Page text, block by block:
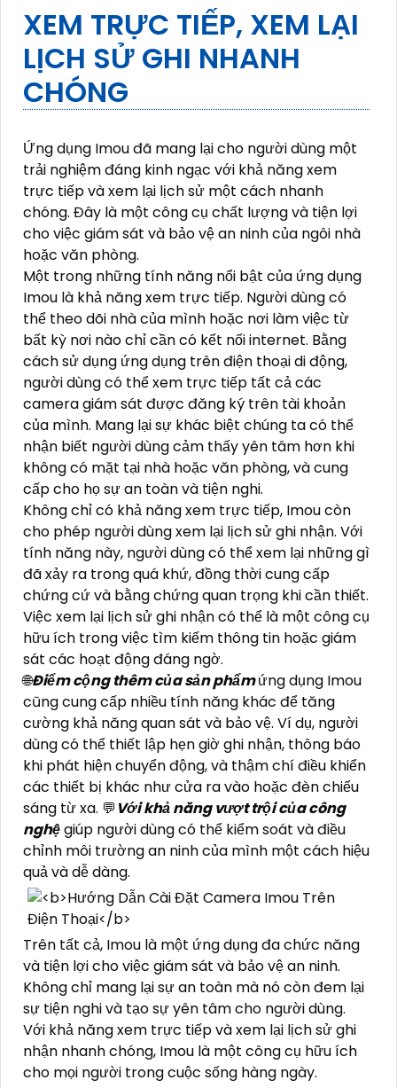
XEM TRỰC TIẾP, XEM LẠI
LỊCH SỬ GHI NHANH
CHÓNG
Ứng dụng Imou đã mang lại cho người dùng một
trải nghiệm đáng kinh ngạc với khả năng xem
trực tiếp và xem lại lịch sử một cách nhanh
chóng. Đây là một công cụ chất lượng và tiện lợi
cho việc giám sát và bảo vệ an ninh của ngôi nhà
hoặc văn phòng.
Một trong những tính năng nổi bật của ứng dụng
Imou là khả năng xem trực tiếp. Người dùng có
thể theo dõi nhà của mình hoặc nơi làm việc từ
bất kỳ nơi nào chỉ cần có kết nối internet. Bằng
cách sử dụng ứng dụng trên điện thoại di động,
người dùng có thể xem trực tiếp tất cả các
camera giám sát được đăng ký trên tài khoản
của mình. Mang lại sự khác biệt chúng ta có thể
nhận biết người dùng cảm thấy yên tâm hơn khi
không có mặt tại nhà hoặc văn phòng, và cung
cấp cho họ sự an toàn và tiện nghi.
Không chỉ có khả năng xem trực tiếp, Imou còn
cho phép người dùng xem lại lịch sử ghi nhận. Với
tính năng này, người dùng có thể xem lại những gì
đã xảy ra trong quá khứ, đồng thời cung cấp
chứng cứ và bằng chứng quan trọng khi cần thiết.
Việc xem lại lịch sử ghi nhận có thể là một công cụ
hữu ích trong việc tìm kiếm thông tin hoặc giám
sát các hoạt động đáng ngờ.
🌐Điểm cộng thêm của sản phẩmứng dụng Imou
cũng cung cấp nhiều tính năng khác để tăng
cường khả năng quan sát và bảo vệ. Ví dụ, người
dùng có thể thiết lập hẹn giờ ghi nhận, thông báo
khi phát hiện chuyển động, và thậm chí điều khiển
các thiết bị khác như cửa ra vào hoặc đèn chiếu
sáng từ xa. 💬 Với khả năng vượt trội của công
nghệgiúp người dùng có thể kiểm soát và điều
chỉnh môi trường an ninh của mình một cách hiệu
quả và dễ dàng.
Trên tất cả, Imou là một ứng dụng đa chức năng
và tiện lợi cho việc giám sát và bảo vệ an ninh.
Không chỉ mang lại sự an toàn mà nó còn đem lại
sự tiện nghi và tạo sự yên tâm cho người dùng.
Với khả năng xem trực tiếp và xem lại lịch sử ghi
nhận nhanh chóng, Imou là một công cụ hữu ích
cho mọi người trong cuộc sống hàng ngày.